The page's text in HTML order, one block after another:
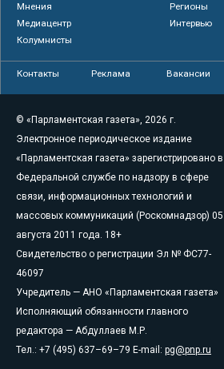
Мнения
Регионы
Медиацентр
Интервью
Колумнисты
Контакты Реклама Вакансии
© «Парламентская газета», 2026 г.
Электронное периодическое издание
«Парламентская газета» зарегистрировано в
Федеральной службе по надзору в сфере
связи, информационных технологий и
массовых коммуникаций (Роскомнадзор) 05
августа 2011 года. 18+
Свидетельство о регистрации Эл № ФС77-
46097
Учредитель — АНО «Парламентская газета»
Исполняющий обязанности главного
редактора — Абдуллаев М.Р.
Тел.: +7 (495) 637–69–79 E-mail: pg@pnp.ru